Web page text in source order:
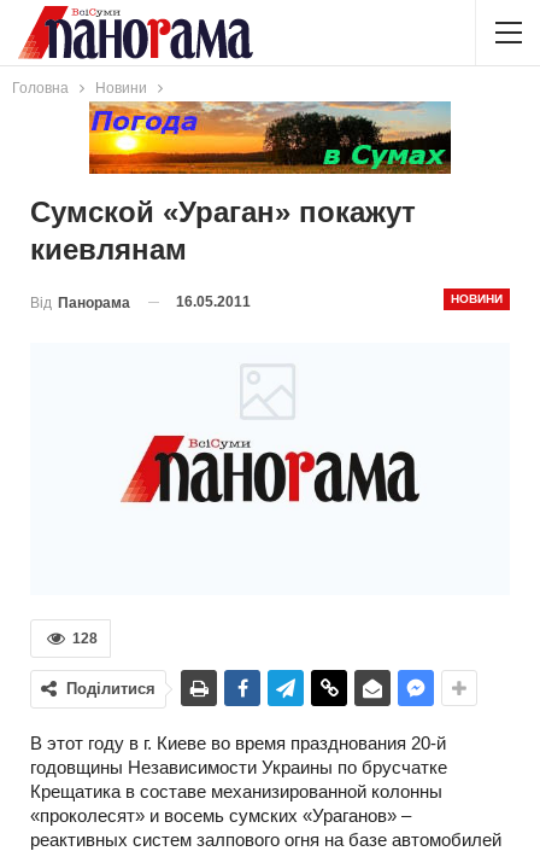
Головна Новини
Сумской «Ураган» покажут
киевлянам
НОВИНИ
Від Панорама 16.05.2011
128
Поділитися
В этот году в г. Киеве во время празднования 20-й
годовщины Независимости Украины по брусчатке
Крещатика в составе механизированной колонны
«проколесят» и восемь сумских «Ураганов» –
реактивных систем залпового огня на базе автомобилей